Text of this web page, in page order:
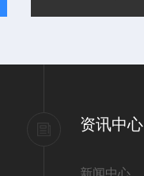
资讯中心
新闻中心